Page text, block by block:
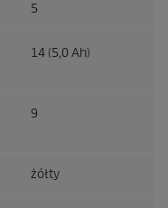
5
14 (5,0 Ah)
9
żółty